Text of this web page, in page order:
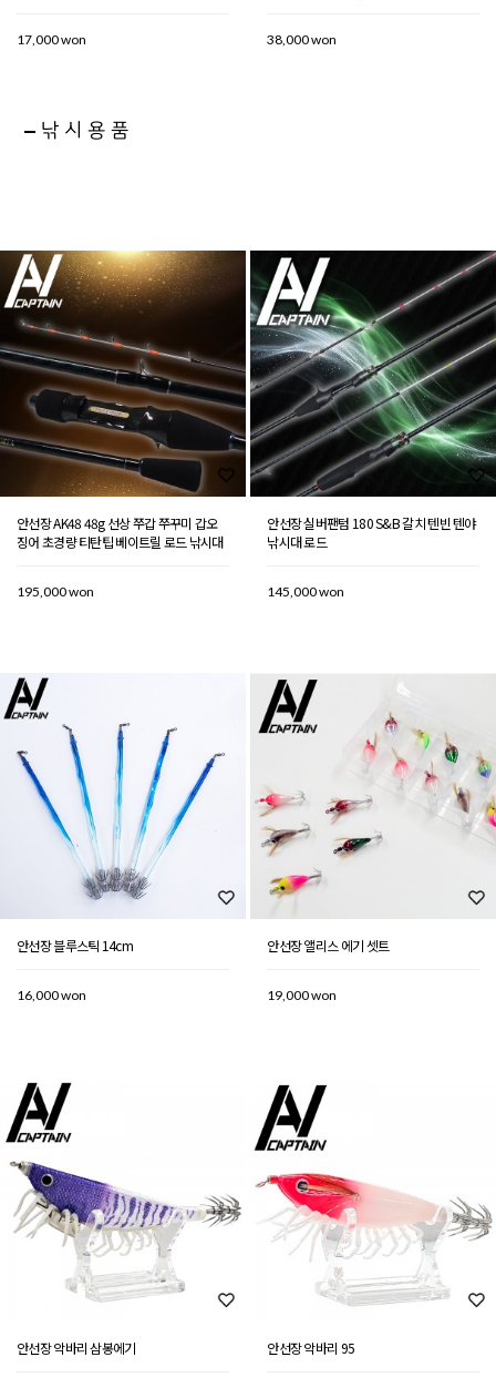
17,000 won 38,000 won
낚시용품
안선장 AK48 48g 선상 쭈갑 쭈꾸미 갑오
징어 초경량 티탄팁 베이트릴 로드 낚시대
195,000 won
안선장 실버팬텀 180 S&B 갈치 텐빈 텐야
낚시대 로드
145,000 won
안선장 블루스틱 14cm
16,000 won
안선장 앨리스 에기 셋트
19,000 won
안선장 악바리 삼봉에기 안선장 악바리 95